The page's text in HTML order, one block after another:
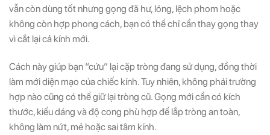
vẫn còn dùng tốt nhưng gọng đã hư, lỏng, lệch phom hoặc
không còn hợp phong cách, bạn có thể chỉ cần thay gọng thay
vì cắt lại cả kính mới.
Cách này giúp bạn “cứu” lại cặp tròng đang sử dụng, đồng thời
làm mới diện mạo của chiếc kính. Tuy nhiên, không phải trường
hợp nào cũng có thể giữ lại tròng cũ. Gọng mới cần có kích
thước, kiểu dáng và độ cong phù hợp để lắp tròng an toàn,
không làm nứt, mẻ hoặc sai tâm kính.